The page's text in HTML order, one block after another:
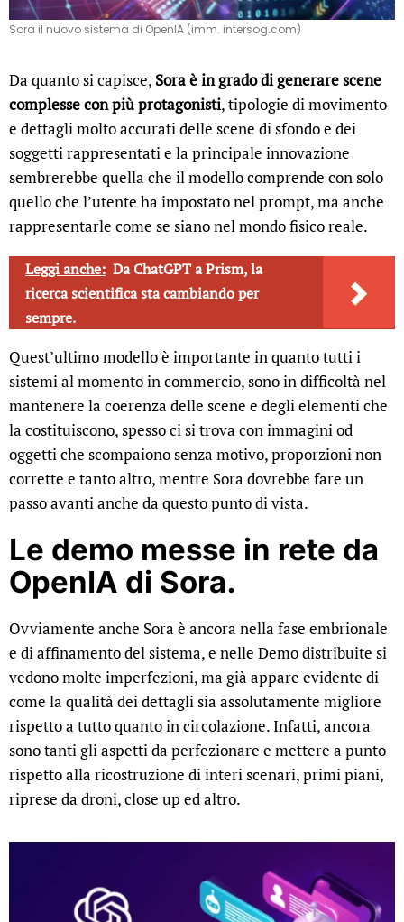
Sora il nuovo sistema di OpenIA (imm. intersog.com)
Da quanto si capisce, Sora è in grado di generare scene
complesse con più protagonisti, tipologie di movimento
e dettagli molto accurati delle scene di sfondo e dei
soggetti rappresentati e la principale innovazione
sembrerebbe quella che il modello comprende con solo
quello che l’utente ha impostato nel prompt, ma anche
rappresentarle come se siano nel mondo fisico reale.
Leggi anche: Da ChatGPT a Prism, la
ricerca scientifica sta cambiando per
sempre.
Quest’ultimo modello è importante in quanto tutti i
sistemi al momento in commercio, sono in difficoltà nel
mantenere la coerenza delle scene e degli elementi che
la costituiscono, spesso ci si trova con immagini od
oggetti che scompaiono senza motivo, proporzioni non
corrette e tanto altro, mentre Sora dovrebbe fare un
passo avanti anche da questo punto di vista.
Le demo messe in rete da
OpenIA di Sora.
Ovviamente anche Sora è ancora nella fase embrionale
e di affinamento del sistema, e nelle Demo distribuite si
vedono molte imperfezioni, ma già appare evidente di
come la qualità dei dettagli sia assolutamente migliore
rispetto a tutto quanto in circolazione. Infatti, ancora
sono tanti gli aspetti da perfezionare e mettere a punto
rispetto alla ricostruzione di interi scenari, primi piani,
riprese da droni, close up ed altro.